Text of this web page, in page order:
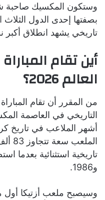
وستكون المكسيك صاحبة
بصفتها إحدى الدول
تاريخي يشهد انطلاق
أين تقام
العالم 2026؟
من المقرر أن تقام
التاريخي في العاصمة
أشهر الملاعب في تاريخ
و1986.
وسيصبح ملعب أزتيكا